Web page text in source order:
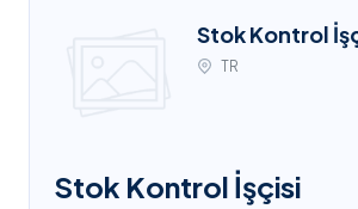
Stok Kontrol
TR
Stok Kontrol İşçisi